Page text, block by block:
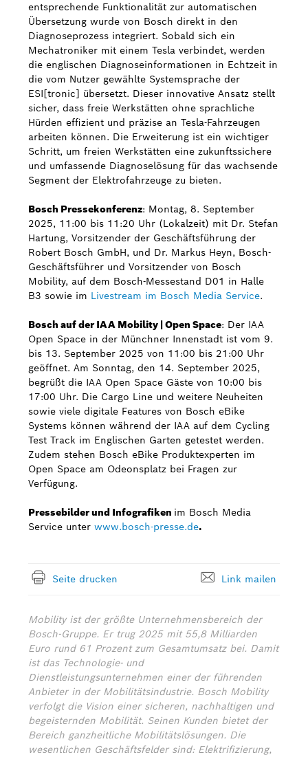
entsprechende Funktionalität zur automatischen
Übersetzung wurde von Bosch direkt in den
Diagnoseprozess integriert. Sobald sich ein
Mechatroniker mit einem Tesla verbindet, werden
die englischen Diagnoseinformationen in Echtzeit in
die vom Nutzer gewählte Systemsprache der
ESI[tronic] übersetzt. Dieser innovative Ansatz stellt
sicher, dass freie Werkstätten ohne sprachliche
Hürden effizient und präzise an Tesla-Fahrzeugen
arbeiten können. Die Erweiterung ist ein wichtiger
Schritt, um freien Werkstätten eine zukunftssichere
und umfassende Diagnoselösung für das wachsende
Segment der Elektrofahrzeuge zu bieten.
Bosch Pressekonferenz: Montag, 8. September
2025, 11:00 bis 11:20 Uhr (Lokalzeit) mit Dr. Stefan
Hartung, Vorsitzender der Geschäftsführung der
Robert Bosch GmbH, und Dr. Markus Heyn, Bosch-
Geschäftsführer und Vorsitzender von Bosch
Mobility, auf dem Bosch-Messestand D01 in Halle
B3 sowie im Livestream im Bosch Media Service.
Bosch auf der IAA Mobility | Open Space: Der IAA
Open Space in der Münchner Innenstadt ist vom 9.
bis 13. September 2025 von 11:00 bis 21:00 Uhr
geöffnet. Am Sonntag, den 14. September 2025,
begrüßt die IAA Open Space Gäste von 10:00 bis
17:00 Uhr. Die Cargo Line und weitere Neuheiten
sowie viele digitale Features von Bosch eBike
Systems können während der IAA auf dem Cycling
Test Track im Englischen Garten getestet werden.
Zudem stehen Bosch eBike Produktexperten im
Open Space am Odeonsplatz bei Fragen zur
Verfügung.
Pressebilder und Infografiken im Bosch Media
Service unter www.bosch-presse.de.
Seite drucken Link mailen
Mobility ist der größte Unternehmensbereich der
Bosch-Gruppe. Er trug 2025 mit 55,8 Milliarden
Euro rund 61 Prozent zum Gesamtumsatz bei. Damit
ist das Technologie- und
Dienstleistungsunternehmen einer der führenden
Anbieter in der Mobilitätsindustrie. Bosch Mobility
verfolgt die Vision einer sicheren, nachhaltigen und
begeisternden Mobilität. Seinen Kunden bietet der
Bereich ganzheitliche Mobilitätslösungen. Die
wesentlichen Geschäftsfelder sind: Elektrifizierung,